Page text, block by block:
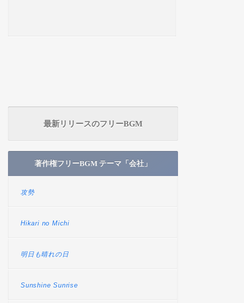
最新リリースのフリーBGM
著作権フリーBGM テーマ「会社」
攻勢
Hikari no Michi
明日も晴れの日
Sunshine Sunrise